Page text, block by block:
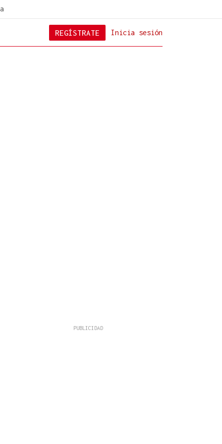
Inicia sesión
REGÍSTRATE